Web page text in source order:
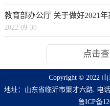
教育部办公厅 关于做好2021
通知
2022-09-30
点击
Copyright © 2022
地址：山东省临沂市聚才六路. 电
鲁ICP备